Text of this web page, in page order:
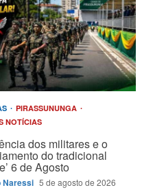
PIRASSUNUNGA
NOTÍCIAS
dos militares e o
do tradicional
6 de Agosto
Naressi 5 de agosto de 2026